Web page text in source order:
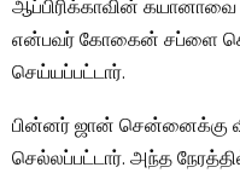
ஆப்பிரிக்காவின்
என்பவர் கோகைன் சப்ளை
செய்யப்பட்டார்.
பின்னர் ஜான் சென்னைக்கு
செல்லப்பட்டார். அந்த